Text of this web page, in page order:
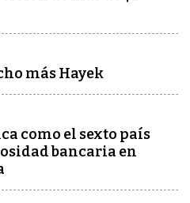
más Hayek
como el sexto país
bancaria en